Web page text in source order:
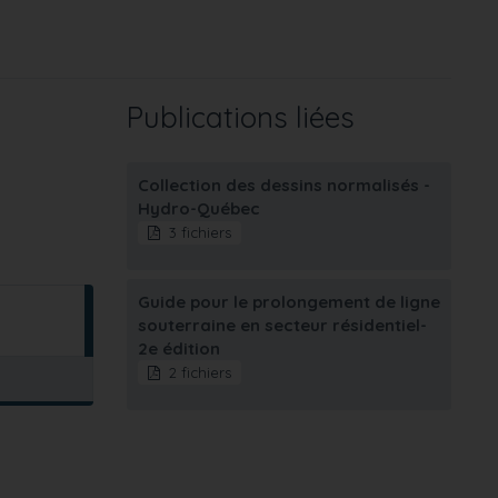
Publications liées
Collection des dessins normalisés -
Hydro-Québec
3 fichiers
Guide pour le prolongement de ligne
souterraine en secteur résidentiel-
2e édition
2 fichiers